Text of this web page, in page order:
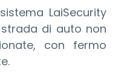
LaiSecurity
di auto non
con fermo